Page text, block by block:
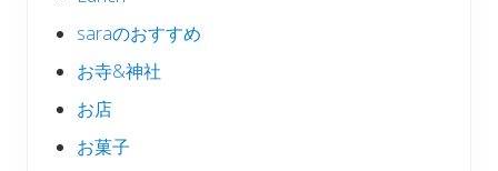
saraのおすすめ
お寺&神社
お店
お菓子